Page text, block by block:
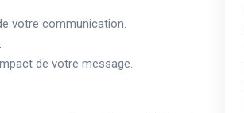
votre communication.
de votre message.